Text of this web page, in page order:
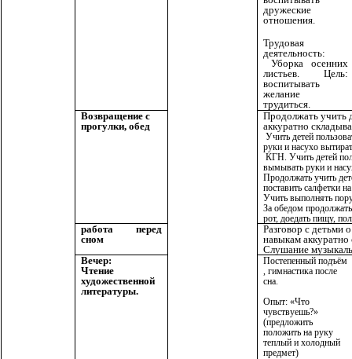
дружеские
отношения.
Трудовая
деятельность:
Уборка осенних
листьев. Цель:
воспитывать
желание
трудиться.
Возвращение с
прогулки, обед
Продолжать учить
аккуратно
Учить детей
руки и насухо
КГН. Учить детей
вымывать руки и
Продолжать учить
поставить салфетки
Учить выполнять
За обедом
рот, доедать пищу,
работа перед
сном
Разговор с детьми
навыкам аккуратно
Слушание
Вечер:
Чтение
художественной
литературы.
Постепенный подъём
, гимнастика после
сна.
Опыт: «Что
чувствуешь?»
(предложить
положить на руку
теплый и холодный
предмет)